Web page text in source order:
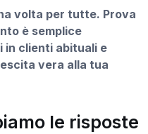
volta per tutte. Prova
è semplice
clienti abituali e
vera alla tua
le risposte